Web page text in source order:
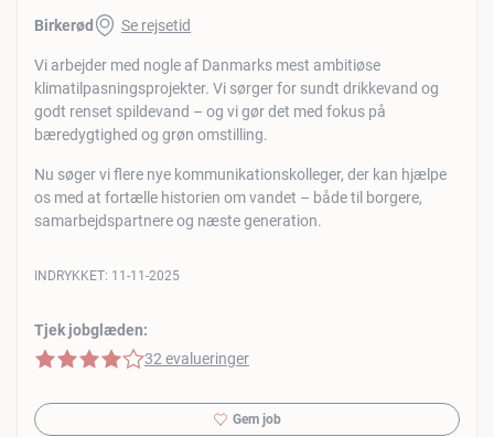
Birkerød Se rejsetid
Vi arbejder med nogle af Danmarks mest ambitiøse
klimatilpasningsprojekter. Vi sørger for sundt drikkevand og
godt renset spildevand – og vi gør det med fokus på
bæredygtighed og grøn omstilling.
Nu søger vi flere nye kommunikationskolleger, der kan hjælpe
os med at fortælle historien om vandet – både til borgere,
samarbejdspartnere og næste generation.
Tjek jobglæden:
4 af 5 stjerner
32 evalueringer
INDRYKKET: 11-11-2025
Gem job